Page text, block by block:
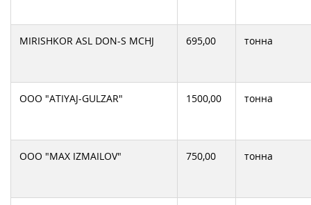
MIRISHKOR ASL DON-S MCHJ 695,00 тонна
OOO "ATIYAJ-GULZAR" 1500,00 тонна
OOO "MAX IZMAILOV" 750,00 тонна